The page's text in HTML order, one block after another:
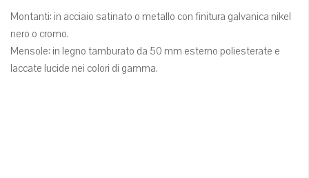
Montanti: in acciaio satinato o metallo con finitura galvanica nikel
nero o cromo.
Mensole: in legno tamburato da 50 mm esterno poliesterate e
laccate lucide nei colori di gamma.